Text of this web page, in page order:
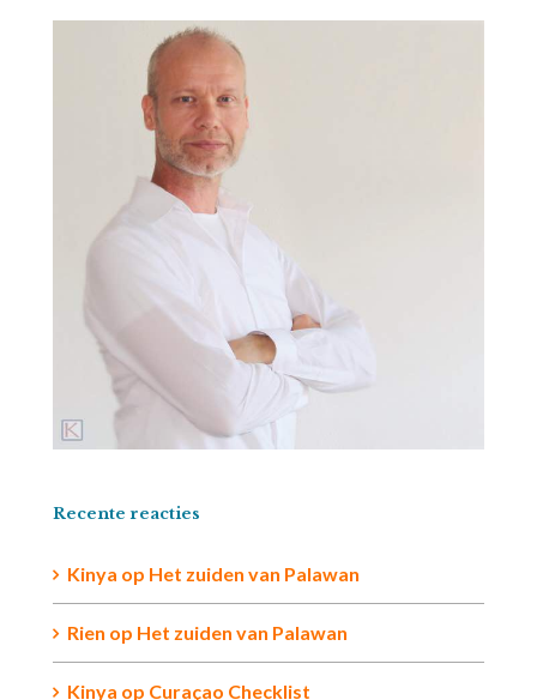
Recente reacties
Kinya op Het zuiden van Palawan
Rien op Het zuiden van Palawan
Kinya op Curaçao Checklist